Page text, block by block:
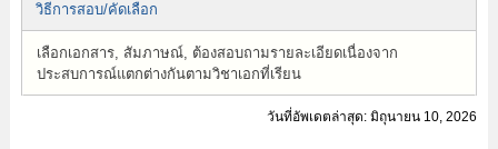
วิธีการสอบ/คัดเลือก
เลือกเอกสาร, สัมภาษณ์, ต้องสอบถามรายละเอียดเนื่องจาก
ประสบการณ์แตกต่างกันตามวิชาเอกที่เรียน
วันที่อัพเดตล่าสุด: มิถุนายน 10, 2026